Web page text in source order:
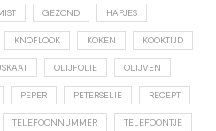
GEZOND HAPJES
KNOFLOOK KOKEN KOOKTIJD
OLIJFOLIE OLIJVEN
PEPER PETERSELIE RECEPT
TELEFOONNUMMER TELEFOONTJE